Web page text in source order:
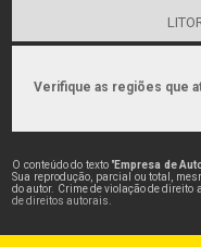
Verifique as regiões que
O conteúdo do texto "Empresa de
Sua reprodução, parcial ou total,
do autor. Crime de violação de
de direitos autorais